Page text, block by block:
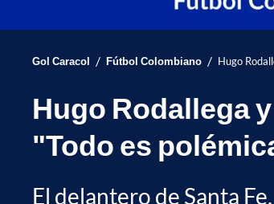
Gol Caracol / Fútbol Colombiano / Hugo
Hugo Rodallega
"Todo es
El delantero de Santa